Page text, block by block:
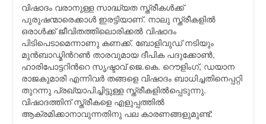
വിഷാദം വരാനുള്ള സാദ്ധ്യത സ്ത്രീകള്‍ക്ക്
പുരുഷന്മാരെക്കാള്‍ ഇരട്ടിയാണ്. നാലു സ്ത്രീകളില്‍
ഒരാള്‍ക്ക് ജീവിതത്തിലൊരിക്കല്‍ വിഷാദം
പിടിപെടാമെന്നാണു കണക്ക്. ബോളിവുഡ് നടിയും
മുന്‍ബാഡ്മിന്‍റണ്‍ താരവുമായ ദീപിക പദുക്കോണ്‍,
ഹാരിപോട്ടറിന്‍റെ സൃഷ്ടാവ് ജെ.കെ. റൌളിംഗ്, ഡയാന
രാജകുമാരി എന്നിവര്‍ തങ്ങളെ വിഷാദം ബാധിച്ചതിനെപ്പറ്റി
തുറന്നു പ്രഖ്യാപിച്ചിട്ടുള്ള സ്ത്രീകളില്‍പ്പെടുന്നു.
വിഷാദത്തിന് സ്ത്രീകളെ എളുപ്പത്തില്‍
ആക്രമിക്കാനാവുന്നതിനു പല കാരണങ്ങളുമുണ്ട്: